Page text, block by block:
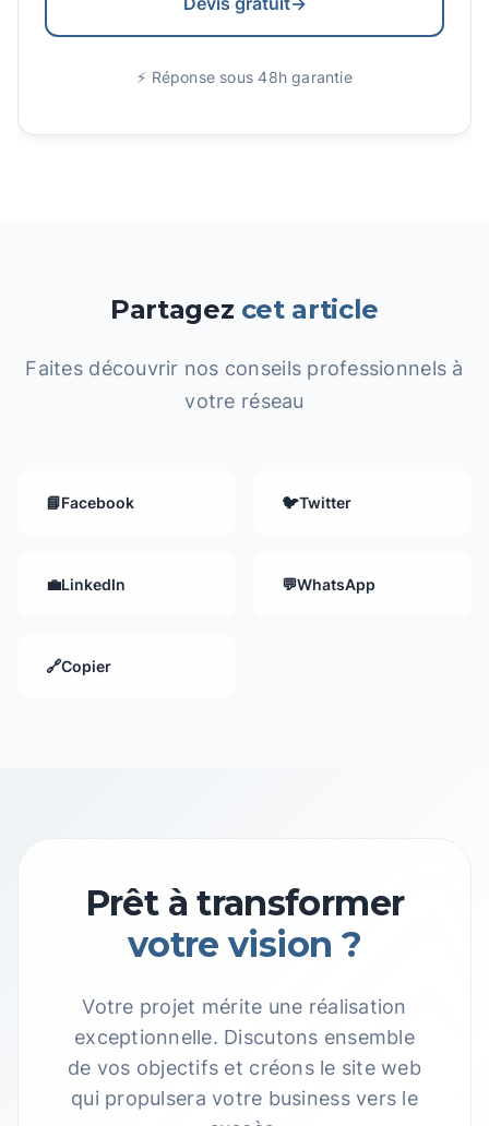
⚡ Réponse sous 48h garantie
Partagez cet article
Faites découvrir nos conseils professionnels à
votre réseau
📘Facebook 🐦Twitter
💼LinkedIn 💬WhatsApp
🔗Copier
Prêt à transformer
votre vision ?
Votre projet mérite une réalisation
exceptionnelle. Discutons ensemble
de vos objectifs et créons le site web
qui propulsera votre business vers le